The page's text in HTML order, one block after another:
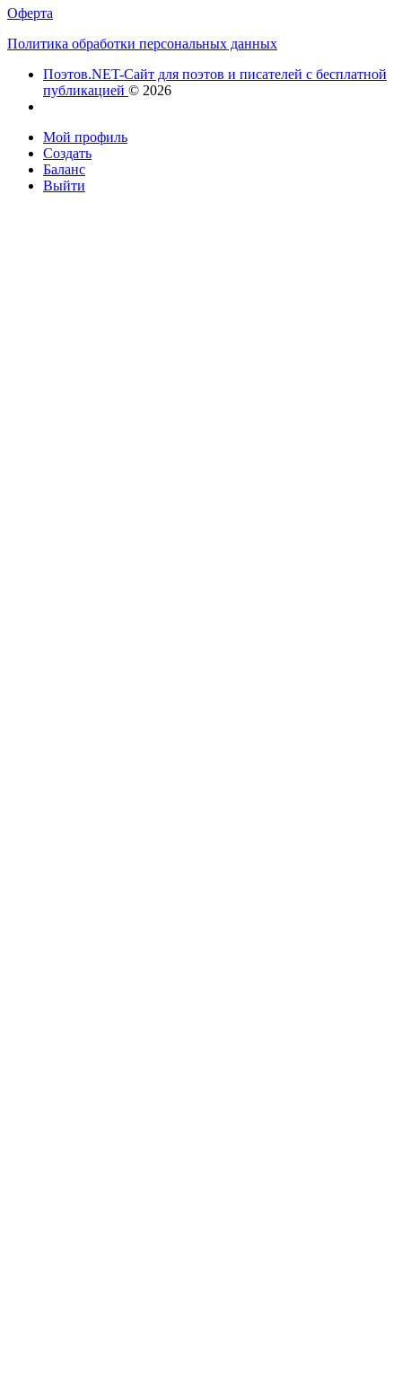
Оферта
Политика обработки персональных данных
Поэтов.NET-Сайт для поэтов и писателей с бесплатной
публикацией © 2026
Мой профиль
Создать
Баланс
Выйти